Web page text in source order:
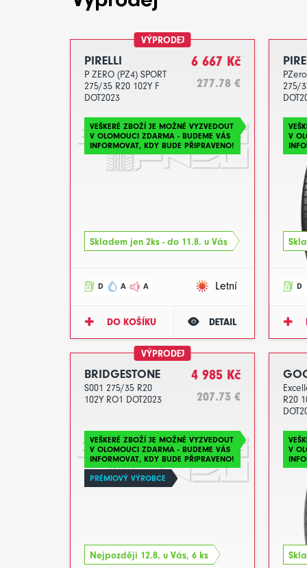
VÝPRODEJ
PIRELLI
P ZERO (PZ4) SPORT
275/35 R20 102Y F
DOT2023
6 667 Kč
277.78 €
VEŠKERÉ ZBOŽÍ JE MOŽNÉ VYZVEDOUT
V OLOMOUCI ZDARMA - BUDEME VÁS
INFORMOVAT, KDY BUDE PŘIPRAVENO!
Skladem jen 2ks - do 11.8. u Vás
D A A Letní
DO KOŠÍKU DETAIL
275/
V
D
VÝPRODEJ
BRIDGESTONE
S001 275/35 R20
102Y RO1 DOT2023
4 985 Kč
207.73 €
VEŠKERÉ ZBOŽÍ JE MOŽNÉ VYZVEDOUT
V OLOMOUCI ZDARMA - BUDEME VÁS
INFORMOVAT, KDY BUDE PŘIPRAVENO!
PRÉMIOVÝ VÝROBCE
Nejpozději 12.8. u Vás, 6 ks
R20
V